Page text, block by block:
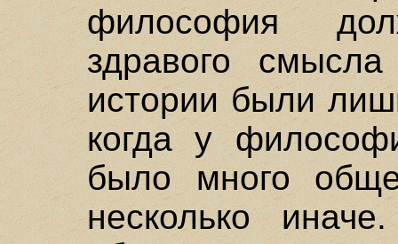
философия
здравого
истории были
когда у
было много
несколько